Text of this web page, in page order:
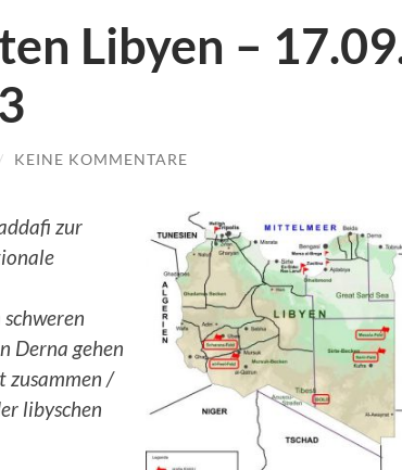
Libyen –
/ KEINE KOMMENTARE
zur
Derna gehen
zusammen /
libyschen